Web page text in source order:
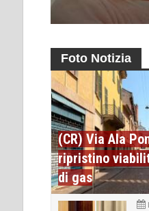
Foto Notizia
(CR) Via Ala
ripristino
di gas